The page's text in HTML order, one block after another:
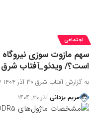
اجتماعی
سهم مازوت سوزی نیروگاه
است؟/ ویدئو_آفتاب شرق
به گزارش آفتاب شرق ۳۰ آذر ۱۴۰۴ ۱۶:۵۷ نیروگاه‌ها قسمت مهمی از…
مریم یزدانی آذر ۳۰, ۱۴۰۴